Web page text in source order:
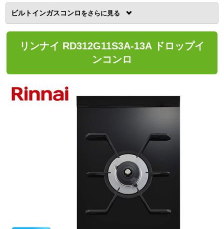
ビルトインガスコンロ を
リンナイ RD312G11S3A-13A ドロップイ
ンコンロ